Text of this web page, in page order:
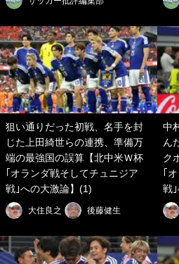
狙い通りだった初戦、名手を封
じた上田綺世らの連携、準備万
端の最強国の誤算【北中米Ｗ杯
｢オランダ戦そしてチュニジア
戦｣への大激論】(1)
大住良之 後藤健生
中
ん
ク
｢
戦